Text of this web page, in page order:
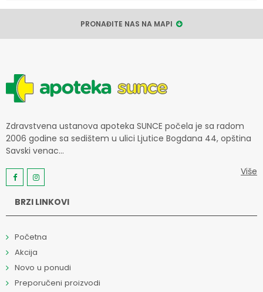
PRONAĐITE NAS NA MAPI
Zdravstvena ustanova apoteka SUNCE počela je sa radom
2006 godine sa sedištem u ulici Ljutice Bogdana 44, opština
Savski venac...
Više
BRZI LINKOVI
Početna
Akcija
Novo u ponudi
Preporučeni proizvodi